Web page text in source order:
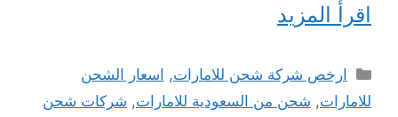
اقرأ المزيد
التصنيفات
ارخص شركة شحن للامارات, اسعار الشحن
للامارات, شحن من السعودية للامارات, شركات شحن